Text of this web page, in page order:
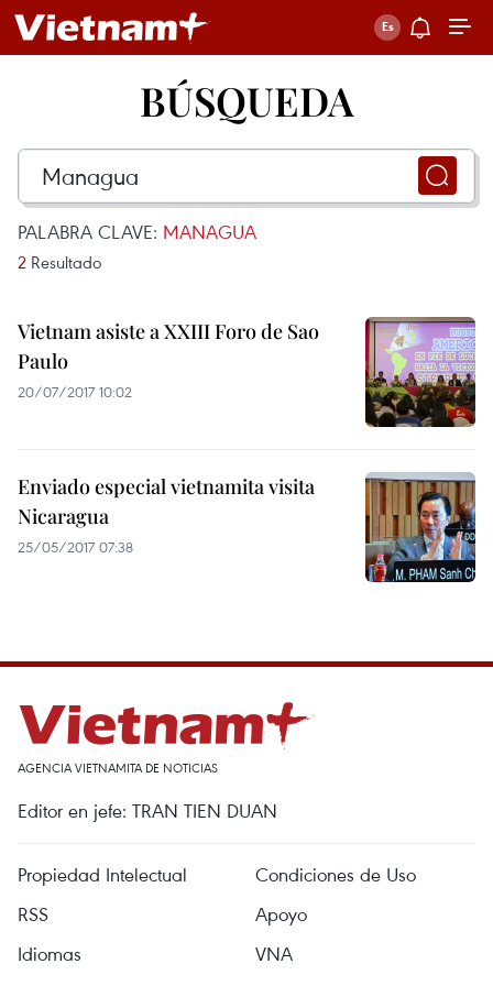
BÚSQUEDA
PALABRA CLAVE: MANAGUA
2 Resultado
Vietnam asiste a XXIII Foro de Sao
Paulo
20/07/2017 10:02
Enviado especial vietnamita visita
Nicaragua
25/05/2017 07:38
AGENCIA VIETNAMITA DE NOTICIAS
Editor en jefe: TRAN TIEN DUAN
Propiedad Intelectual
Condiciones de Uso
RSS
Apoyo
Idiomas
VNA